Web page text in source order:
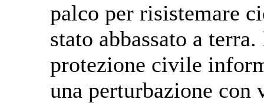
palco per risistemare
stato abbassato a
protezione civile
una perturbazione